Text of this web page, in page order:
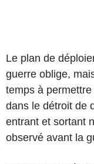
Le plan de
guerre oblige,
temps à
dans le détroit de
entrant et sortant
observé avant la